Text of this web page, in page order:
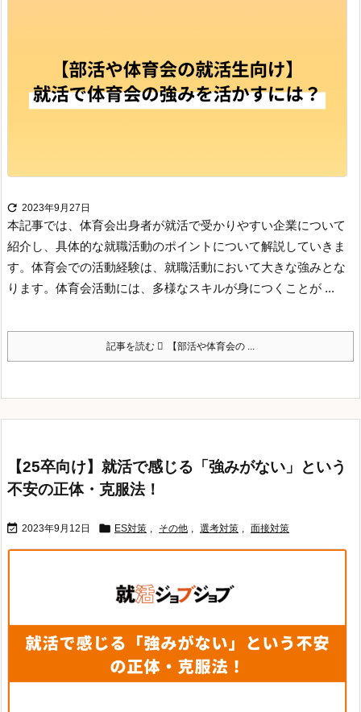
 2023年9月27日
本記事では、体育会出身者が就活で受かりやすい企業について
紹介し、具体的な就職活動のポイントについて解説していきま
す。 体育会での活動経験は、就職活動において大きな強みとな
ります。体育会活動には、多様なスキルが身につくことが ...
記事を読む 【部活や体育会の ...
【25卒向け】就活で感じる「強みがない」という
不安の正体・克服法！
 2023年9月12日  ES対策 , その他 , 選考対策 , 面接対策